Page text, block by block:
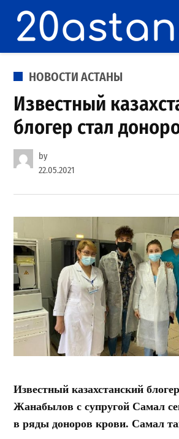
content
POSTED
НОВОСТИ АСТАНЫ
Известный
блогер стал
by
22.05.2021
Известный казахстанский
Жанабылов с супругой Самал
в ряды доноров крови. Самал